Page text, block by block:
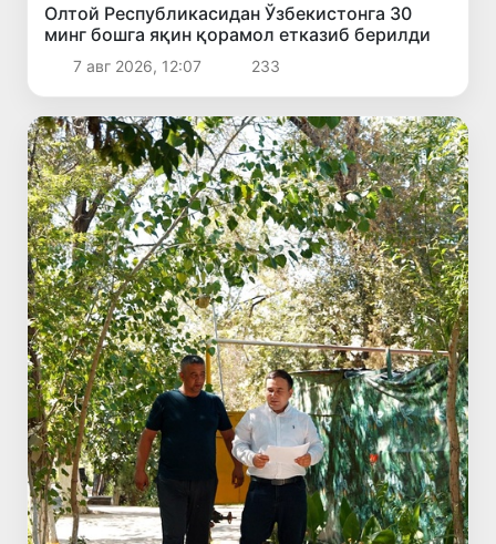
Олтой Республикасидан Ўзбекистонга 30
минг бошга яқин қорамол етказиб берилди
7 авг 2026, 12:07 233